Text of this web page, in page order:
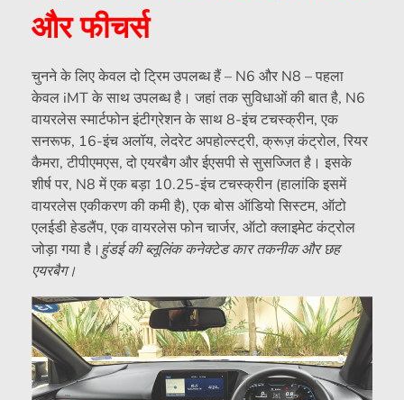
और फीचर्स
चुनने के लिए केवल दो ट्रिम उपलब्ध हैं – N6 और N8 – पहला
केवल iMT के साथ उपलब्ध है। जहां तक ​​सुविधाओं की बात है, N6
वायरलेस स्मार्टफोन इंटीग्रेशन के साथ 8-इंच टचस्क्रीन, एक
सनरूफ, 16-इंच अलॉय, लेदरेट अपहोल्स्ट्री, क्रूज़ कंट्रोल, रियर
कैमरा, टीपीएमएस, दो एयरबैग और ईएसपी से सुसज्जित है। इसके
शीर्ष पर, N8 में एक बड़ा 10.25-इंच टचस्क्रीन (हालांकि इसमें
वायरलेस एकीकरण की कमी है), एक बोस ऑडियो सिस्टम, ऑटो
एलईडी हेडलैंप, एक वायरलेस फोन चार्जर, ऑटो क्लाइमेट कंट्रोल
जोड़ा गया है। हुंडई की ब्लूलिंक कनेक्टेड कार तकनीक और छह
एयरबैग।